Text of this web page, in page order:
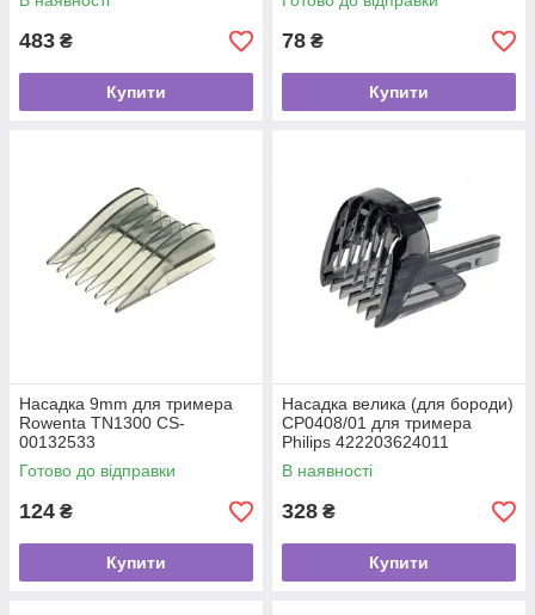
483 ₴
Купити
78 ₴
Купити
Насадка 9mm для тримера
Rowenta TN1300 CS-
00132533
Готово до відправки
124 ₴
Купити
Насадка велика (для бороди)
CP0408/01 для тримера
Philips 422203624011
В наявності
328 ₴
Купити